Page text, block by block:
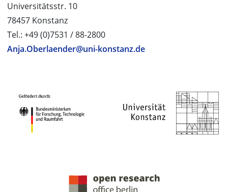
Universitätsstr. 10
78457 Konstanz
Tel.: +49 (0)7531 / 88-2800
Anja.Oberlaender@uni-konstanz.de